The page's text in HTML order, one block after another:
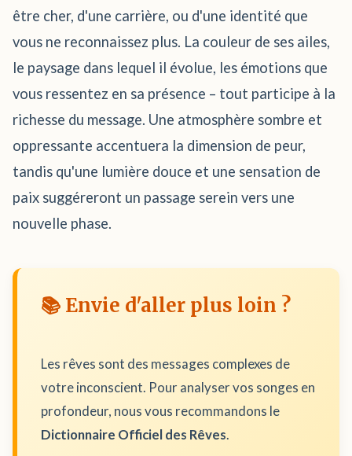
être cher, d'une carrière, ou d'une identité que
vous ne reconnaissez plus. La couleur de ses ailes,
le paysage dans lequel il évolue, les émotions que
vous ressentez en sa présence – tout participe à la
richesse du message. Une atmosphère sombre et
oppressante accentuera la dimension de peur,
tandis qu'une lumière douce et une sensation de
paix suggéreront un passage serein vers une
nouvelle phase.
📚 Envie d'aller plus loin ?
Les rêves sont des messages complexes de
votre inconscient. Pour analyser vos songes en
profondeur, nous vous recommandons le
Dictionnaire Officiel des Rêves.